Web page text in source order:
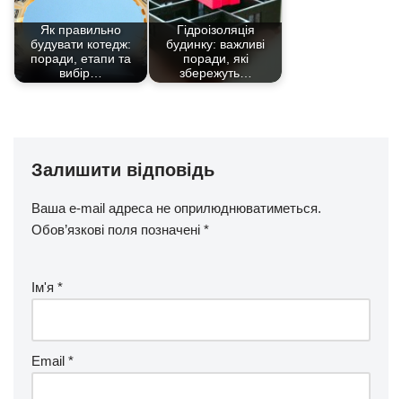
Як правильно
будувати котедж:
поради, етапи та
вибір…
Гідроізоляція
будинку: важливі
поради, які
збережуть…
Залишити відповідь
Ваша e-mail адреса не оприлюднюватиметься.
Обов’язкові поля позначені *
Ім'я *
Email *